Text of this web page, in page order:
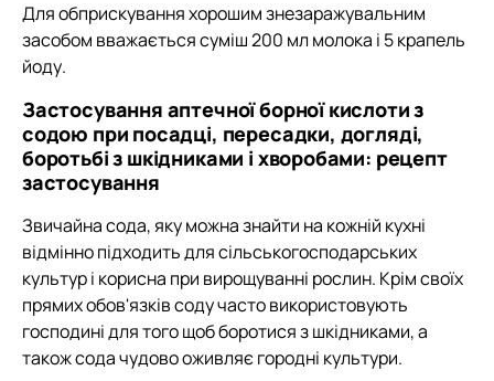
Для обприскування хорошим знезаражувальним
засобом вважається суміш 200 мл молока і 5 крапель
йоду.
Застосування аптечної борної кислоти з
содою при посадці, пересадки, догляді,
боротьбі з шкідниками і хворобами: рецепт
застосування
Звичайна сода, яку можна знайти на кожній кухні
відмінно підходить для сільськогосподарських
культур і корисна при вирощуванні рослин. Крім своїх
прямих обов'язків соду часто використовують
господині для того щоб боротися з шкідниками, а
також сода чудово оживляє городні культури.